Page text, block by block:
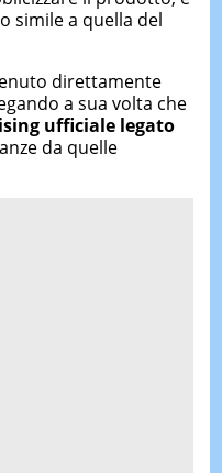
simile a quella del
direttamente
a sua volta che
ufficiale legato
da quelle